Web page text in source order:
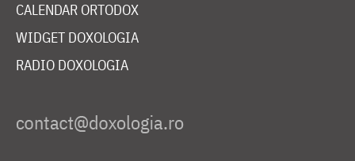
CALENDAR ORTODOX
WIDGET DOXOLOGIA
RADIO DOXOLOGIA